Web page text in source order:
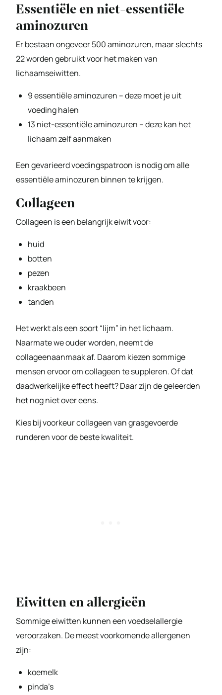
Essentiële en niet-essentiële
aminozuren
Er bestaan ongeveer 500 aminozuren, maar slechts
22 worden gebruikt voor het maken van
lichaamseiwitten.
9 essentiële aminozuren – deze moet je uit
voeding halen
13 niet-essentiële aminozuren – deze kan het
lichaam zelf aanmaken
Een gevarieerd voedingspatroon is nodig om alle
essentiële aminozuren binnen te krijgen.
Collageen
Collageen is een belangrijk eiwit voor:
huid
botten
pezen
kraakbeen
tanden
Het werkt als een soort “lijm” in het lichaam.
Naarmate we ouder worden, neemt de
collageenaanmaak af. Daarom kiezen sommige
mensen ervoor om collageen te suppleren. Of dat
daadwerkelijke effect heeft? Daar zijn de geleerden
het nog niet over eens.
Kies bij voorkeur collageen van grasgevoerde
runderen voor de beste kwaliteit.
Eiwitten en allergieën
Sommige eiwitten kunnen een voedselallergie
veroorzaken. De meest voorkomende allergenen
zijn:
koemelk
pinda’s